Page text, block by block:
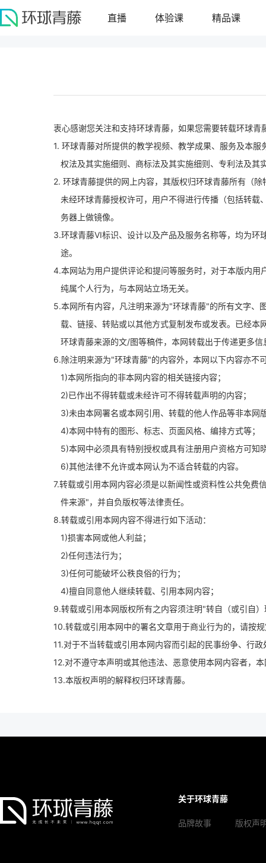
直播 体验课 精品课
衷心感谢您关注和支持环球青藤，如果您需要转载环球
1. 环球青藤对所提供的教学视频、教学成果、服务及本
权法及其实施细则、商标法及其实施细则、专利法及其
2. 环球青藤提供的网上内容，其版权归环球青藤所有（
未经环球青藤授权许可，用户不得进行传播（包括转
务器上做镜像。
3.环球青藤VI标识、设计以及产品及服务名称等，均为
途。
4.本网站为用户提供评论和提问等服务时，对于本版内
纯属个人行为，与本网站立场无关。
5.本网所有内容，凡注明来源为"环球青藤"的所有文字、
载、链接、转贴或以其他方式复制发布或发表。已经
环球青藤来源的文/图等稿件，本网转载出于传递更多
6.除注明来源为"环球青藤"的内容外，本网以下内容亦不
1)本网所指向的非本网内容的相关链接内容；
2)已作出不得转载或未经许可不得转载声明的内容；
3)未由本网署名或本网引用、转载的他人作品等非本网
4)本网中特有的图形、标志、页面风格、编排方式等；
5)本网中必须具有特别授权或具有注册用户资格方可知
6)其他法律不允许或本网认为不适合转载的内容。
7.转载或引用本网内容必须是以新闻性或资料性公共免
件来源"，并自负版权等法律责任。
8.转载或引用本网内容不得进行如下活动：
1)损害本网或他人利益；
2)任何违法行为；
3)任何可能破坏公秩良俗的行为；
4)擅自同意他人继续转载、引用本网内容；
9.转载或引用本网版权所有之内容须注明"转自（或引自
10.转载或引用本网中的署名文章用于商业行为的，请按
11.对于不当转载或引用本网内容而引起的民事纷争、行
12.对不遵守本声明或其他违法、恶意使用本网内容者，
13.本版权声明的解释权归环球青藤。
关于环球青藤
品牌故事 版权声